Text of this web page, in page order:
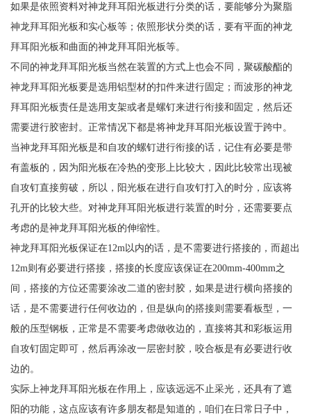
如果是依照资料对神龙拜耳阳光板进行分类的话，要能够分为聚脂
神龙拜耳阳光板和实心板等；依照形状分类的话，要有平面的神龙
拜耳阳光板和曲面的神龙拜耳阳光板等。
不同的神龙拜耳阳光板当然在装置的方式上也会不同，聚碳酸酯的
神龙拜耳阳光板要是选用铝型材的扣件来进行固定；而波形的神龙
拜耳阳光板责任是选用支架或者是螺钉来进行衔接和固定，然后还
需要进行胶密封。正常情况下都是将神龙拜耳阳光板设置于跨中。
当神龙拜耳阳光板是和自攻的螺钉进行衔接的话，记住有必要是带
有盖板的，因为阳光板在冷热的变形上比较大，因此比较常出现被
自攻钉直接剪破，所以，阳光板在进行自攻钉打入的时分，应该将
孔开的比较大些。对神龙拜耳阳光板进行装置的时分，还需要要点
考虑的是神龙拜耳阳光板的伸缩性。
神龙拜耳阳光板保证在12m以内的话，是不需要进行搭接的，而超出
12m则有必要进行搭接，搭接的长度应该保证在200mm-400mm之
间，搭接的方位还需要涂改二道的密封胶，如果是进行横向搭接的
话，是不需要进行任何收边的，但是纵向的搭接则需要看板型，一
般的压型钢板，正常是不需要考虑做收边的，直接将其和彩板运用
自攻钉固定即可，然后再涂改一层密封胶，咬合板是有必要进行收
边的。
实际上神龙拜耳阳光板在作用上，应该远远不止采光，还具有了遮
阳的功能，这点应该有许多朋友都是知道的，咱们在日常日子中，